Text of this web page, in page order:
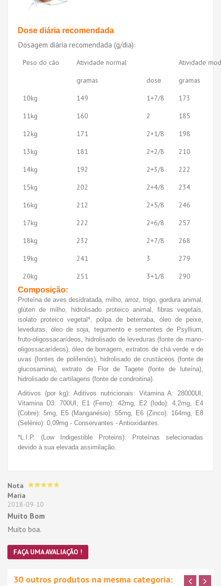
Dose diária recomendada
Dosagem diária recomendada (g/dia):
Peso do cão Atividade normal
Atividade
gramas
dose
gramas
10kg
149 1+7/8
173
11kg
160 2
185
12kg
171 2+1/8
198
13kg
181 2+2/8
210
14kg
192 2+3/8
222
15kg
202 2+4/8
234
16kg
212 2+5/8
246
17kg
222 2+6/8
257
18kg
232 2+7/8
268
19kg
241 3
279
20kg
251 3+1/8 290
Composição:
Proteína de aves desidratada, milho, arroz, trigo, gordura animal,
glúten de milho, hidrolisado proteico animal, fibras vegetais,
isolato proteico vegetal*, polpa de beterraba, óleo de peixe,
leveduras, óleo de soja, tegumento e sementes de Psyllium
fruto-oligossacarídeos, hidrolisado de leveduras (fonte de mano-
oligossacarídeos), óleo de borragem, extratos de chá verde e de
uvas (fontes de polifenóis), hidrolisado de crustáceos (fonte de
glucosamina), extrato de Flor de Tagete (fonte de luteína),
hidrolisado de cartilagens (fonte de condroitina).
Aditivos (por kg): Aditivos nutricionais: Vitamina A: 28000UI,
Vitamina D3: 700UI, E1 (Ferro): 42mg, E2 (Iodo): 4,2mg, E4
(Cobre): 5mg, E5 (Manganésio): 55mg, E6 (Zinco): 164mg, E8
(Selénio): 0,09mg - Conservantes - Antioxidantes.
*L.I.P. ( Low Indigestible Proteins): Proteínas selecionadas
devido à sua elevada assimilação.
Nota
Maria
2018-09-10
Muito Bom
Muito boa.
FAÇA UMA AVALIAÇÃO !
30 outros produtos na mesma categoria: